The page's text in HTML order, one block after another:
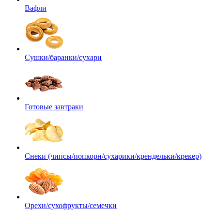
Вафли
Сушки/баранки/сухари
Готовые завтраки
Снеки (чипсы/попкорн/сухарики/крендельки/крекер)
Орехи/сухофрукты/семечки